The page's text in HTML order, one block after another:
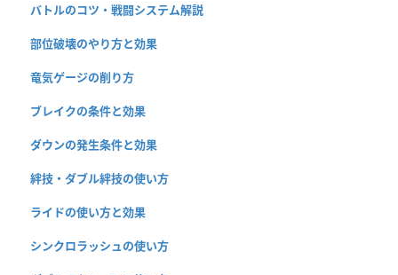
バトルのコツ・戦闘システム解説
部位破壊のやり方と効果
竜気ゲージの削り方
ブレイクの条件と効果
ダウンの発生条件と効果
絆技・ダブル絆技の使い方
ライドの使い方と効果
シンクロラッシュの使い方